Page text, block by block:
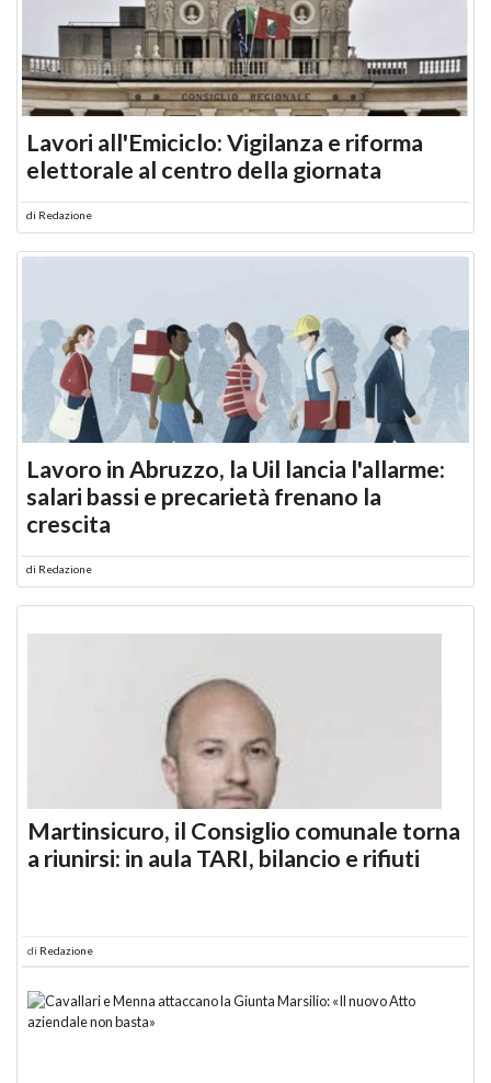
Lavori all'Emiciclo: Vigilanza e riforma
elettorale al centro della giornata
di Redazione
Lavoro in Abruzzo, la Uil lancia l'allarme:
salari bassi e precarietà frenano la
crescita
di Redazione
Martinsicuro, il Consiglio comunale torna
a riunirsi: in aula TARI, bilancio e rifiuti
di Redazione